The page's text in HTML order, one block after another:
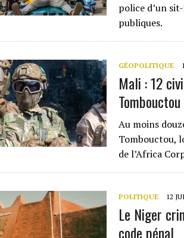
police d’un
publiques.
GÉOPOLITIQUE
Mali : 12
Tombouctou
Au moins
Tombouctou,
de l’Africa
POLITIQUE 12
Le Niger
code pénal